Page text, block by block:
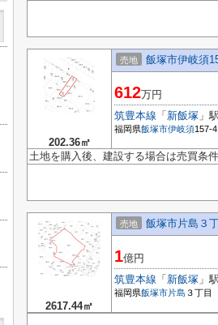
202.36㎡
売地 飯塚市伊岐須
612万円
筑豊本線 「 新飯塚 」駅
福岡県飯塚市伊岐須157-4
土地を購入後、建設する場合は売買条
2617.44㎡
売地 飯塚市片島３
1億円
筑豊本線 「 新飯塚 」駅
福岡県飯塚市片島 ３丁目